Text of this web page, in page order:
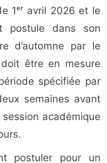
1ᵉʳ avril 2026 et le
postule dans son
d’automne par le
être en mesure
spécifiée par
semaines avant
académique
postuler pour un